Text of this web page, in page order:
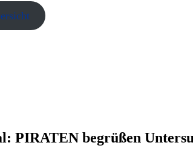
PIRATEN begrüßen